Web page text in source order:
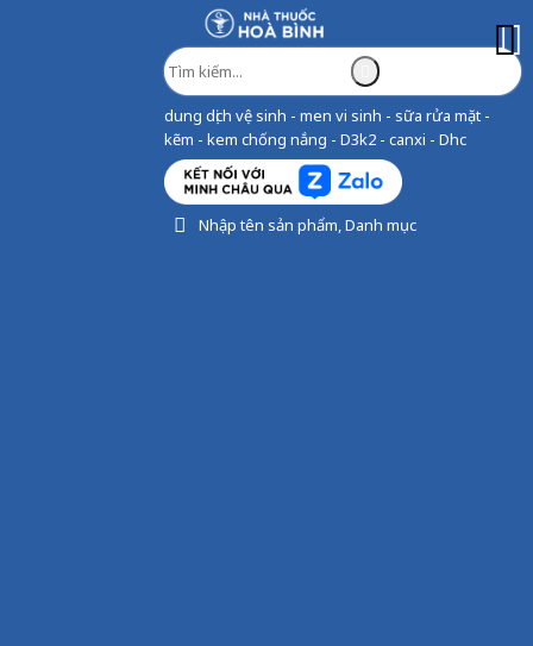
dung dịch vệ sinh - men vi sinh - sữa rửa mặt -
kẽm - kem chống nắng - D3k2 - canxi - Dhc
Nhập tên sản phẩm, Danh mục